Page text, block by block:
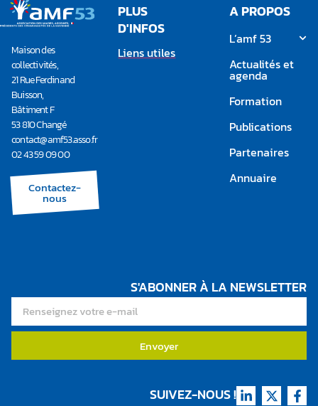
Maison des
collectivités,
21 Rue Ferdinand
Buisson,
Bâtiment F
53 810 Changé
contact@amf53.asso.fr​
02 43 59 09 00
Contactez-
nous
PLUS
D'INFOS
Liens utiles
A PROPOS
L’amf 53
Actualités et
agenda
Formation
Publications
Partenaires
Annuaire
S'ABONNER À LA NEWSLETTER
Envoyer
SUIVEZ-NOUS !